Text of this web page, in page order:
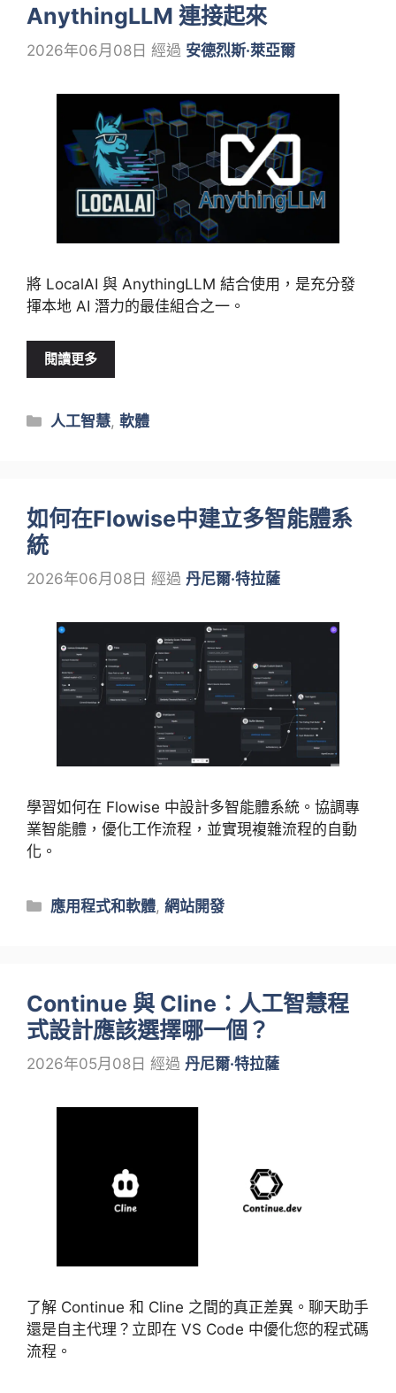
AnythingLLM 連接起來
2026年06月08日 經過 安德烈斯·萊亞爾
將 LocalAI 與 AnythingLLM 結合使用，是充分發
揮本地 AI 潛力的最佳組合之一。
閱讀更多
類
人工智慧,軟體
如何在Flowise中建立多智能體系
統
2026年06月08日 經過 丹尼爾·特拉薩
學習如何在 Flowise 中設計多智能體系統。協調專
業智能體，優化工作流程，並實現複雜流程的自動
化。
類
應用程式和軟體,網站開發
Continue 與 Cline：人工智慧程
式設計應該選擇哪一個？
2026年05月08日 經過 丹尼爾·特拉薩
了解 Continue 和 Cline 之間的真正差異。聊天助手
還是自主代理？立即在 VS Code 中優化您的程式碼
流程。